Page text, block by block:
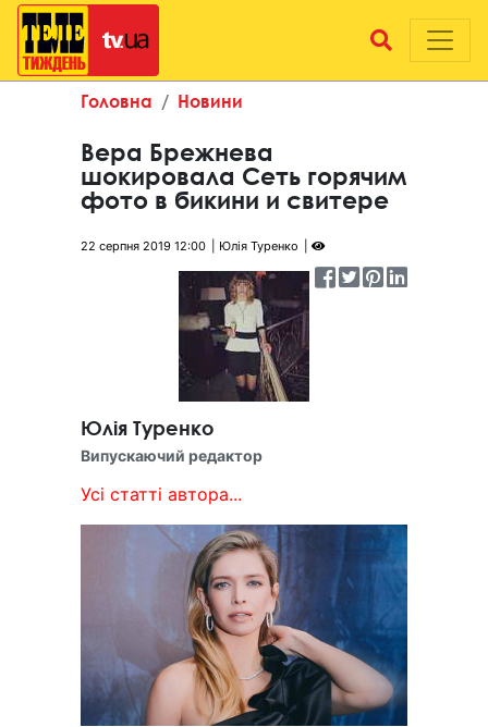
Головна Новини
Вера Брежнева
шокировала Сеть горячим
фото в бикини и свитере
22 серпня 2019 12:00 Юлія Туренко
Юлія Туренко
Випускаючий редактор
Усі статті автора...